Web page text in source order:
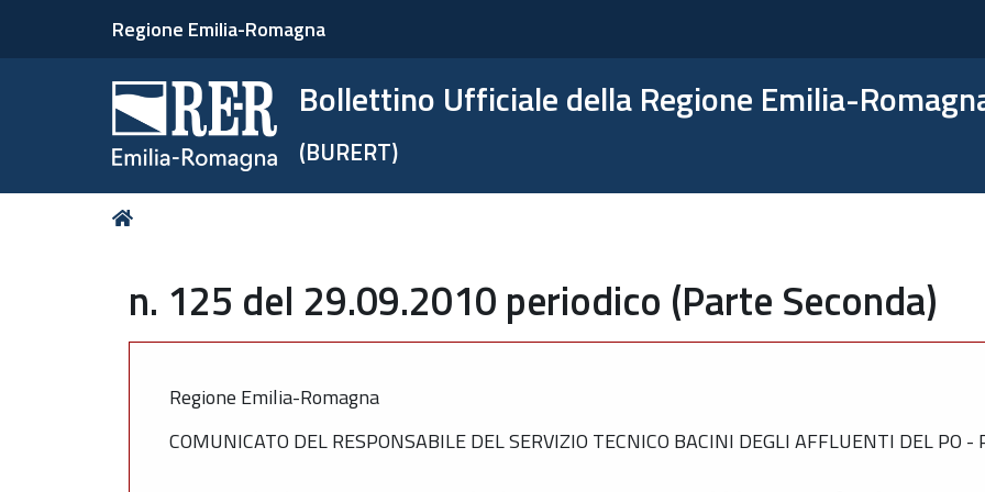
Regione Emilia-Romagna
Bollettino Ufficiale della Regione Emilia-
(BURERT)
Tu
n. 125 del 29.09.2010 periodico (Parte Seconda)
Regione Emilia-Romagna
COMUNICATO DEL RESPONSABILE DEL SERVIZIO TECNICO BACINI DEGLI AFFLUENTI DEL PO -